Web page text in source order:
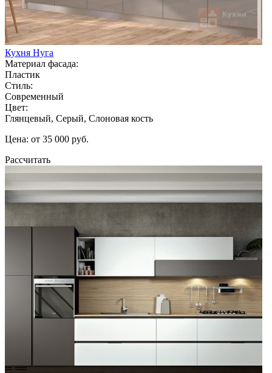
Кухня Нуга
Материал фасада:
Пластик
Стиль:
Современный
Цвет:
Глянцевый, Серый, Слоновая кость
Цена: от 35 000 руб.
Рассчитать